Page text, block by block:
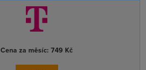
Cena za měsíc: 749 Kč